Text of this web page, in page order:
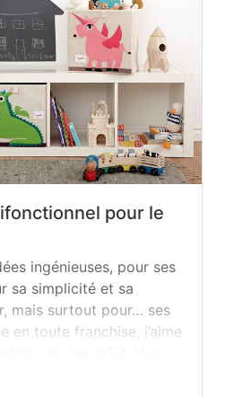
pour le
ingénieuses, pour ses
sa simplicité et sa
mais surtout pour… ses
en toute franchise, j’aime
ce magasin à grande